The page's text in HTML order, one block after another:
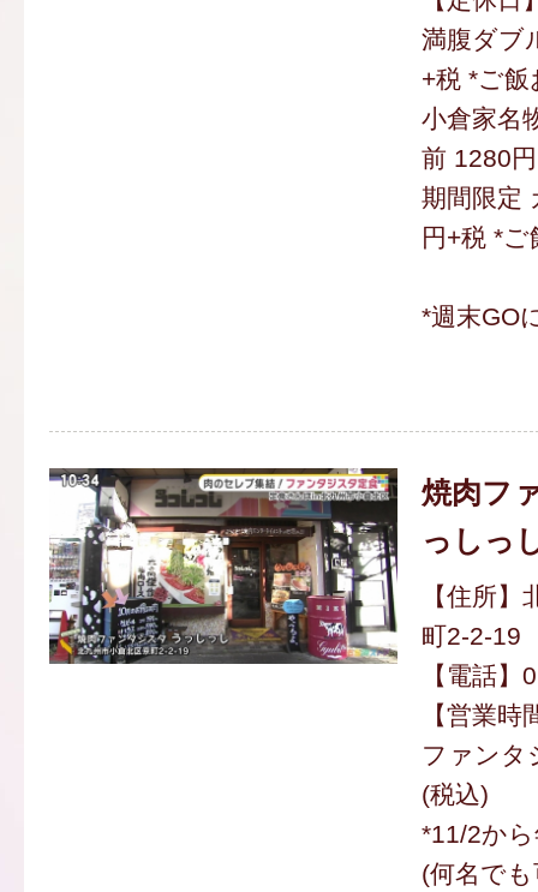
満腹ダブ
+税 *ご
小倉家名
前 1280
期間限定
円+税 *
*週末GO
焼肉フ
っしっ
【住所
町2-2-19
【電話
【営業
ファンタ
(税込)
*11/2か
(何名で